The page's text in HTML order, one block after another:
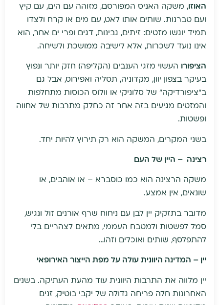
האוזו, משקה האניס המפורסם, מזוהה עם הים, עם קיץ
ועם טברנות. שותים אותו לאט, עם מים או קרח ולצדו
תמיד יוגשו מזטים: זיתים, גבינות, דגים ופרי ים אחר, הוא
אינו נועד לשכרות, אלא לישיבה ממושכת ולשיחה.
הציפורו העשוי מזגי הענבים (הקליפה) חזק יותר ונפוץ
בעיקר בצפון יוון, מקדוניה, תסליה ואפירוס, אבל גם
ב”ציפורדיקה” של סלוניקי או וולוס הכוסות מתחלפות
והמזטים מגיעים בזה אחר זה כחלק מתרבות של אחווה
ופשטות.
בשני המקרים, המשקה הוא רק תירוץ להיות יחד.
רצינה – היין של העם
משקה הרצינה הוא כמו כוסברא – או אוהבים, או
שונאים, אין אמצע.
מדובר בתזקיק יין לבן עם ניחוח שרף אורנים זול ונגיש,
סמל לפשטות ולמטבח העממי, מתאים לצהריים בלי
להתפלסף, שותים ואוכלים וזהו…
יין – המדינה היוונית עולה על מפת הייצור האירופאי
יין מלווה את התרבות היוונית עוד מהעת העתיקה. בשנים
האחרונות חלה פריחה גדולה של יקבי בוטיק, זנים